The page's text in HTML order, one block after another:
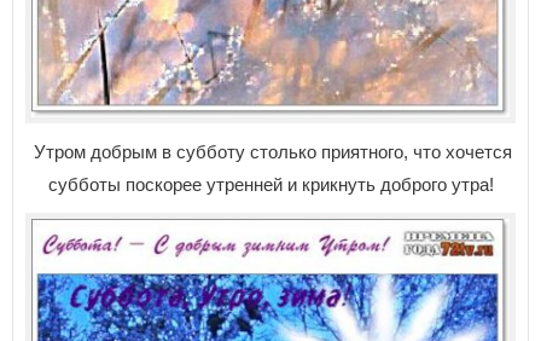
Утром добрым в субботу столько приятного, что хочется
субботы поскорее утренней и крикнуть доброго утра!